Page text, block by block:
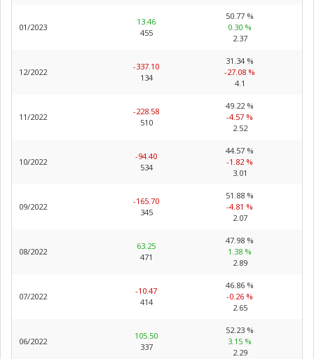
01/2023
13.46
455
50.77 %
0.30 %
2.37
12/2022
-337.10
134
31.34 %
-27.08 %
4.1
11/2022
-228.58
510
49.22 %
-4.57 %
2.52
10/2022
-94.40
534
44.57 %
-1.82 %
3.01
09/2022
-165.70
345
51.88 %
-4.81 %
2.07
08/2022
63.25
471
47.98 %
1.38 %
2.89
07/2022
-10.47
414
46.86 %
-0.26 %
2.65
06/2022
105.50
337
52.23 %
3.15 %
2.29